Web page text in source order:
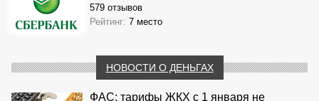
579 отзывов
Рейтинг: 7 место
НОВОСТИ О ДЕНЬГАХ
ФАС: тарифы ЖКХ с 1 января не